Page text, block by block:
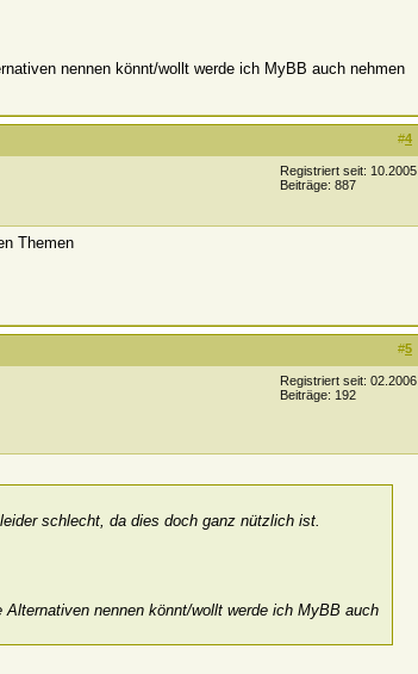
nennen könnt/wollt werde ich MyBB auch nehmen
#4
Registriert seit: 10.2005
Beiträge: 887
Themen
#5
Registriert seit: 02.2006
Beiträge: 192
schlecht, da dies doch ganz nützlich ist.
nennen könnt/wollt werde ich MyBB auch